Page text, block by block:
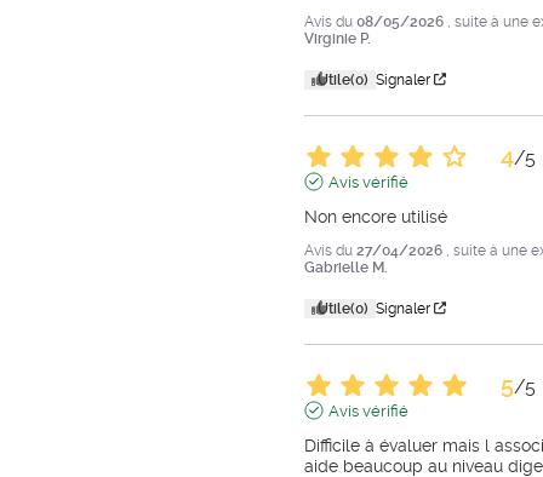
Avis du 08/05/2026
, suite à une
Virginie P.
Utile(0) Signaler
4/5
Avis vérifié
Non encore utilisé
Avis du 27/04/2026
, suite à une
Gabrielle M.
Utile(0) Signaler
5/5
Avis vérifié
Difficile à évaluer mais l
aide beaucoup au niveau